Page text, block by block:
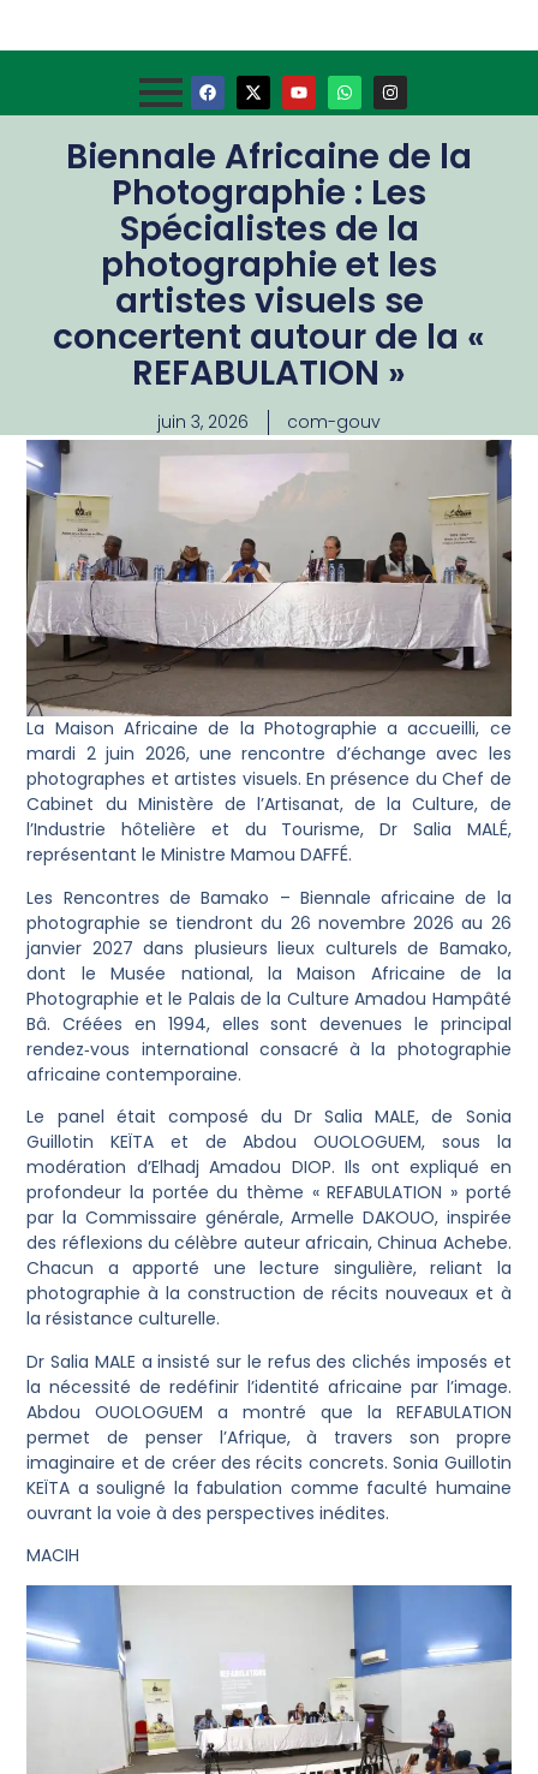
Biennale Africaine de la
Photographie : Les
Spécialistes de la
photographie et les
artistes visuels se
concertent autour de la «
REFABULATION »
juin 3, 2026 com-gouv
La Maison Africaine de la Photographie a accueilli, ce
mardi 2 juin 2026, une rencontre d’échange avec les
photographes et artistes visuels. En présence du Chef de
Cabinet du Ministère de l’Artisanat, de la Culture, de
l’Industrie hôtelière et du Tourisme, Dr Salia MALÉ,
représentant le Ministre Mamou DAFFÉ.
Les Rencontres de Bamako – Biennale africaine de la
photographie se tiendront du 26 novembre 2026 au 26
janvier 2027 dans plusieurs lieux culturels de Bamako,
dont le Musée national, la Maison Africaine de la
Photographie et le Palais de la Culture Amadou Hampâté
Bâ. Créées en 1994, elles sont devenues le principal
rendez‑vous international consacré à la photographie
africaine contemporaine.
Le panel était composé du Dr Salia MALE, de Sonia
Guillotin KEÏTA et de Abdou OUOLOGUEM, sous la
modération d’Elhadj Amadou DIOP. Ils ont expliqué en
profondeur la portée du thème « REFABULATION » porté
par la Commissaire générale, Armelle DAKOUO, inspirée
des réflexions du célèbre auteur africain, Chinua Achebe.
Chacun a apporté une lecture singulière, reliant la
photographie à la construction de récits nouveaux et à
la résistance culturelle.
Dr Salia MALE a insisté sur le refus des clichés imposés et
la nécessité de redéfinir l’identité africaine par l’image.
Abdou OUOLOGUEM a montré que la REFABULATION
permet de penser l’Afrique, à travers son propre
imaginaire et de créer des récits concrets. Sonia Guillotin
KEÏTA a souligné la fabulation comme faculté humaine
ouvrant la voie à des perspectives inédites.
MACIH